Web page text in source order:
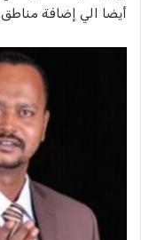
أيضا الي إضافة